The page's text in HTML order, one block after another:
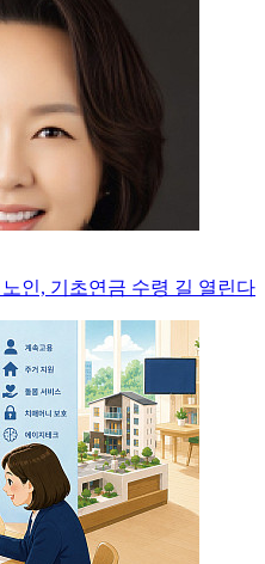
인, 기초연금 수령 길 열린다